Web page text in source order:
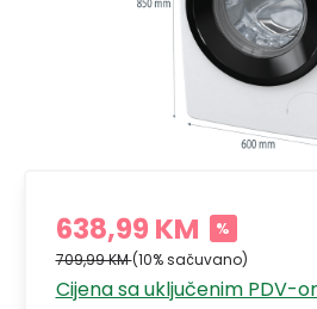
638,99 KM %
709,99 KM(10% sačuvano)
Cijena sa uključenim PDV-